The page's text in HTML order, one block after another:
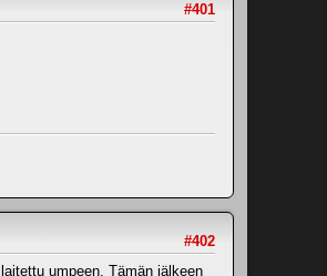
#401
#402
umpeen. Tämän jälkeen